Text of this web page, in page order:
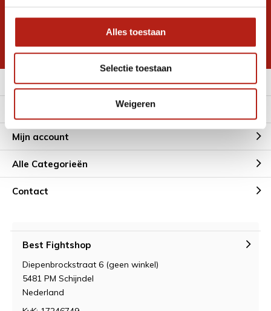
Alles toestaan
Selectie toestaan
Weigeren
Inschrijven voor
* Lees hier de wettelijke beperkingen
Meer informatie
Mijn account
Alle Categorieën
Contact
Best Fightshop
Diepenbrockstraat 6 (geen winkel)
5481 PM Schijndel
Nederland